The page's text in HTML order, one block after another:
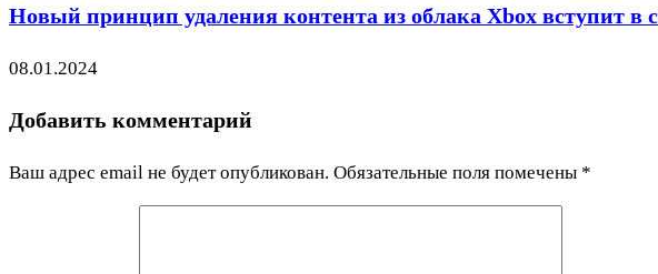
Новый принцип удаления контента из облака Xbox вступит в
08.01.2024
Добавить комментарий
Ваш адрес email не будет опубликован. Обязательные поля помечены *